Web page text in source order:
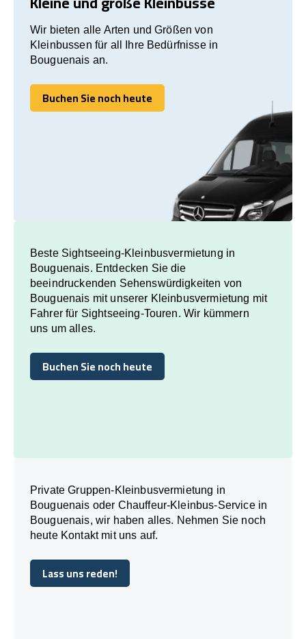
Wir bieten alle Arten und Größen von
Kleinbussen für all Ihre Bedürfnisse in
Bouguenais an.
Buchen Sie noch heute
Buchen Sie noch heute
Beste Sightseeing-Kleinbusvermietung in
Bouguenais. Entdecken Sie die
beeindruckenden Sehenswürdigkeiten von
Bouguenais mit unserer Kleinbusvermietung mit
Fahrer für Sightseeing-Touren. Wir kümmern
uns um alles.
Buchen Sie noch heute
Buchen Sie noch heute
Private Gruppen-Kleinbusvermietung in
Bouguenais oder Chauffeur-Kleinbus-Service in
Bouguenais, wir haben alles. Nehmen Sie noch
heute Kontakt mit uns auf.
Lass uns reden!
Lass uns reden!